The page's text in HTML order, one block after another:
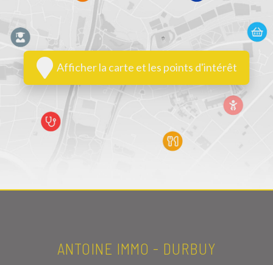
Afficher la carte et les points d'intérêt
ANTOINE IMMO - DURBUY